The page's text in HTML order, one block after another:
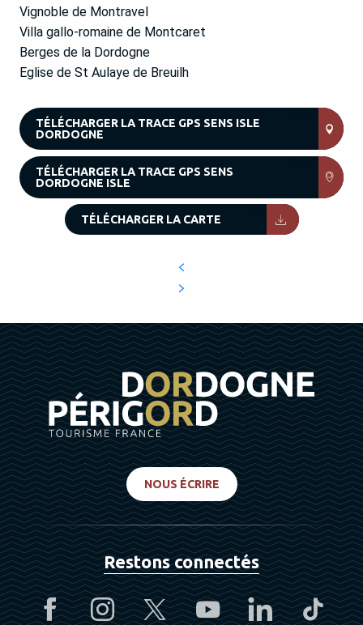
Vignoble de Montravel
Villa gallo-romaine de Montcaret
Berges de la Dordogne
Eglise de St Aulaye de Breuilh
TÉLÉCHARGER LA TRACE GPS SENS ISLE
DORDOGNE
TÉLÉCHARGER LA TRACE GPS SENS
DORDOGNE ISLE
TÉLÉCHARGER LA CARTE
NOUS ÉCRIRE
Restons connectés